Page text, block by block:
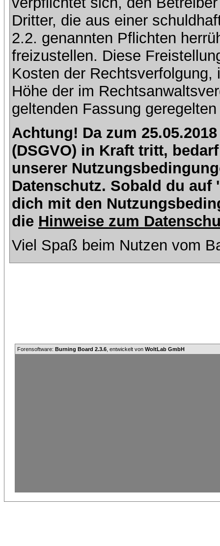
Dritter, die aus einer
2.2. genannten Pflichten
freizustellen. Diese
Kosten der
Höhe der im
geltenden Fassung
Achtung! Da zum
(DSGVO) in Kraft tritt,
unserer
Datenschutz. Sobald du
dich mit den
die Hinweise zum
Viel Spaß beim Nutzen vom
Forensoftware: Burning Board 2.3.6 , entwickelt von WoltLab GmbH